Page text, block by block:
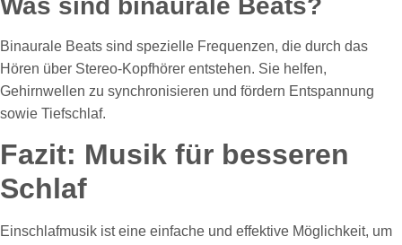
Was sind binaurale Beats?
Binaurale Beats sind spezielle Frequenzen, die durch das
Hören über Stereo-Kopfhörer entstehen. Sie helfen,
Gehirnwellen zu synchronisieren und fördern Entspannung
sowie Tiefschlaf.
Fazit: Musik für besseren
Schlaf
Einschlafmusik ist eine einfache und effektive Möglichkeit, um